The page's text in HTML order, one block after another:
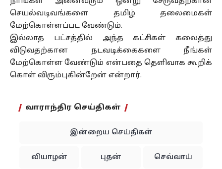
செயல்வடிவங்களை தமிழ் தலைமைகள்
மேற்கொள்ளப்பட வேண்டும்.
இல்லாத பட்சத்தில் அந்த கட்சிகள் கலைத்து
விடுவதற்கான நடவடிக்கைகளை நீங்கள்
மேற்கொள்ள வேண்டும் என்பதை தெளிவாக கூறிக்
கொள் விரும்புகின்றேன் என்றார்.
வாராந்திர செய்திகள்
இன்றைய செய்திகள்
வியாழன் புதன் செவ்வாய்